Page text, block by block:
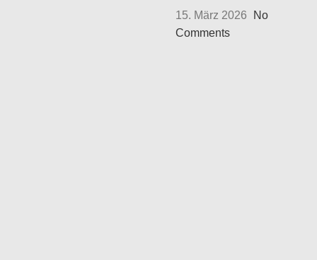
15. März 2026
No
Comments